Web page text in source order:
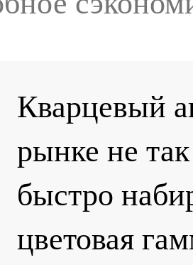
Кварцевый
рынке не
быстро
цветовая